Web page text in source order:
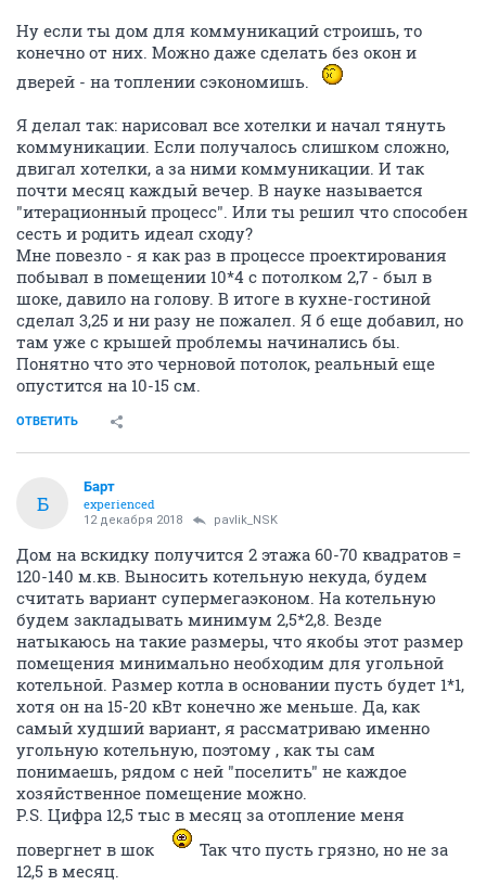
Ну если ты дом для коммуникаций строишь, то
конечно от них. Можно даже сделать без окон и
дверей - на топлении сэкономишь.
Я делал так: нарисовал все хотелки и начал тянуть
коммуникации. Если получалось слишком сложно,
двигал хотелки, а за ними коммуникации. И так
почти месяц каждый вечер. В науке называется
"итерационный процесс". Или ты решил что способен
сесть и родить идеал сходу?
Мне повезло - я как раз в процессе проектирования
побывал в помещении 10*4 с потолком 2,7 - был в
шоке, давило на голову. В итоге в кухне-гостиной
сделал 3,25 и ни разу не пожалел. Я б еще добавил, но
там уже с крышей проблемы начинались бы.
Понятно что это черновой потолок, реальный еще
опустится на 10-15 см.
ОТВЕТИТЬ
Б
Барт
experienced
12 декабря 2018 pavlik_NSK
Дом на вскидку получится 2 этажа 60-70 квадратов =
120-140 м.кв. Выносить котельную некуда, будем
считать вариант супермегаэконом. На котельную
будем закладывать минимум 2,5*2,8. Везде
натыкаюсь на такие размеры, что якобы этот размер
помещения минимально необходим для угольной
котельной. Размер котла в основании пусть будет 1*1,
хотя он на 15-20 кВт конечно же меньше. Да, как
самый худший вариант, я рассматриваю именно
угольную котельную, поэтому , как ты сам
понимаешь, рядом с ней "поселить" не каждое
хозяйственное помещение можно.
P.S. Цифра 12,5 тыс в месяц за отопление меня
повергнет в шок
Так что пусть грязно, но не за
12,5 в месяц.